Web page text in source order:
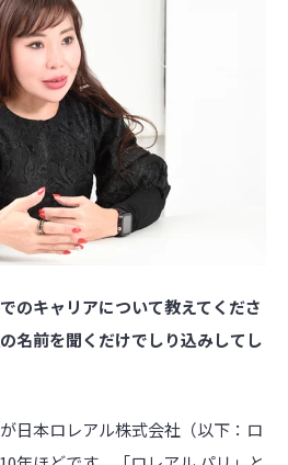
でのキャリアについて教えてくださ
名前を聞くだけでしり込みしてし
日本ロレアル株式会社（以下：ロ